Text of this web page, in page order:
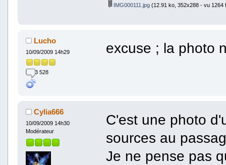
IMG000111.jpg (12.91 ko, 352x288 - vu 1264
Lucho
10/09/2009 14h29
3 528
excuse ; la photo
Cylia666
10/09/2009 14h30
Modérateur
C'est une photo
sources au
Je ne pense pas